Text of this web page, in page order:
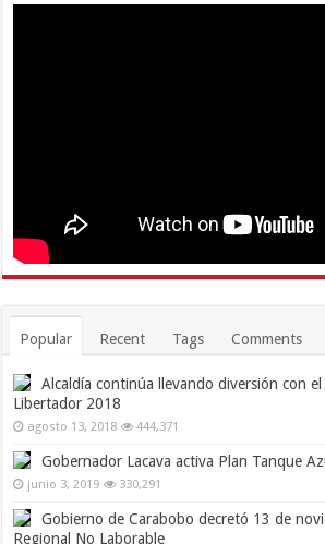
Popular Recent Tags Comments
Alcaldía continúa llevando diversión con el
Libertador 2018
agosto 13, 2018 444,371
Gobernador Lacava activa Plan Tanque
junio 3, 2019 330,291
Gobierno de Carabobo decretó 13 de
Regional No Laborable